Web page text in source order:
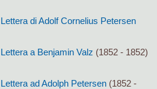
Lettera di Adolf Cornelius Petersen
Lettera a Benjamin Valz (1852 - 1852)
Lettera ad Adolph Petersen (1852 -